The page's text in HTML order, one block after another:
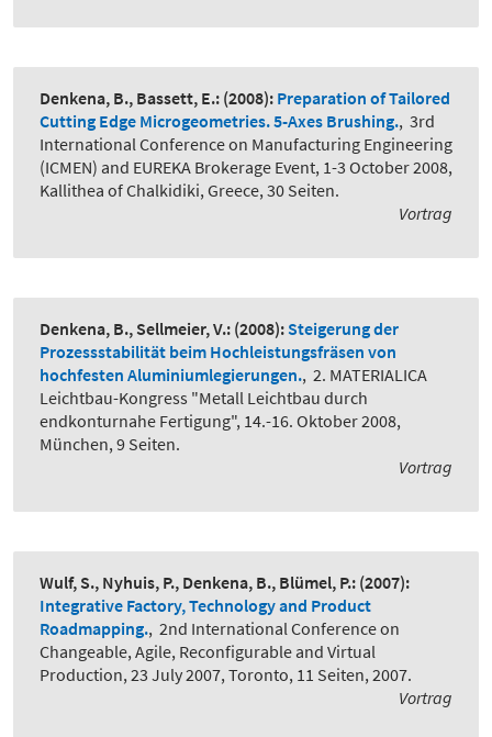
Denkena, B., Bassett, E.: (2008): Preparation of Tailored
Cutting Edge Microgeometries. 5-Axes Brushing., 3rd
International Conference on Manufacturing Engineering
(ICMEN) and EUREKA Brokerage Event, 1-3 October 2008,
Kallithea of Chalkidiki, Greece, 30 Seiten.
Vortrag
Denkena, B., Sellmeier, V.: (2008):Steigerung der
Prozessstabilität beim Hochleistungsfräsen von
hochfesten Aluminiumlegierungen., 2. MATERIALICA
Leichtbau-Kongress "Metall Leichtbau durch
endkonturnahe Fertigung", 14.-16. Oktober 2008,
München, 9 Seiten.
Vortrag
Wulf, S., Nyhuis, P., Denkena, B., Blümel, P.: (2007):
Integrative Factory, Technology and Product
Roadmapping., 2nd International Conference on
Changeable, Agile, Reconfigurable and Virtual
Production, 23 July 2007, Toronto, 11 Seiten, 2007.
Vortrag